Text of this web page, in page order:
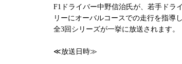
F1ドライバー中野信治氏が、若手ドラ
リーにオーバルコースでの走行を指導
全3回シリーズが一挙に放送されます。
≪放送日時≫